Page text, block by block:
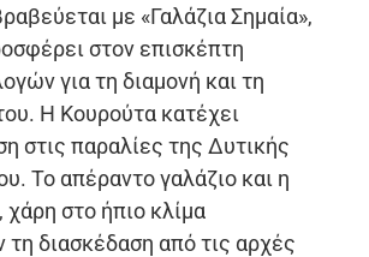
με «Γαλάζια Σημαία»,
στον επισκέπτη
για τη διαμονή και τη
Η Κουρούτα κατέχει
στις παραλίες της Δυτικής
Το απέραντο γαλάζιο και η
στο ήπιο κλίμα
τη διασκέδαση από τις αρχές